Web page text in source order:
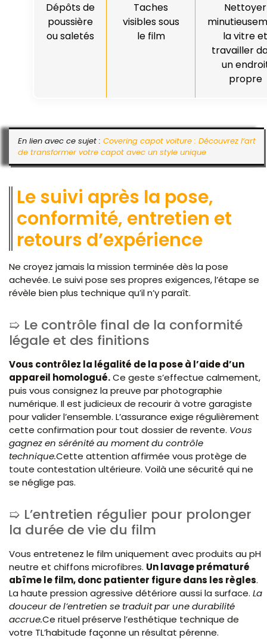
Dépôts de
poussière
ou saletés
Taches
visibles sous
le film
Nettoyer
la vitre et
travailler
un
propre
En lien avec ce sujet : Covering capot voiture : Découvrez l’art
de transformer votre capot avec un style unique
Le suivi après la pose,
conformité, entretien et
retours d’expérience
Ne croyez jamais la mission terminée dès la pose
achevée. Le suivi pose ses propres exigences, l’étape se
révèle bien plus technique qu’il n’y paraît.
Le contrôle final de la conformité
légale et des finitions
Vous contrôlez la légalité de la pose à l’aide d’un
appareil homologué.Ce geste s’effectue calmement,
puis vous consignez la preuve par photographie
numérique. Il est judicieux de recourir à votre garagiste
pour valider l’ensemble. L’assurance exige régulièrement
cette confirmation pour tout dossier de revente. Vous
gagnez en sérénité au moment du contrôle
technique.Cette attention affirmée vous protège de
toute contestation ultérieure. Voilà une sécurité qui ne
se néglige pas.
L’entretien régulier pour prolonger
la durée de vie du film
Vous entretenez le film uniquement avec produits au pH
neutre et chiffons microfibres. Un lavage prématuré
abîme le film, donc patienter figure dans les règles.
La haute pression agressive détériore aussi la surface. La
douceur de l’entretien se traduit par une durabilité
accrue.Ce rituel préserve l’esthétique technique de
votre TL’habitude façonne un résultat pérenne.